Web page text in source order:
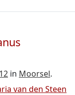
in Moorsel.
van den Steen